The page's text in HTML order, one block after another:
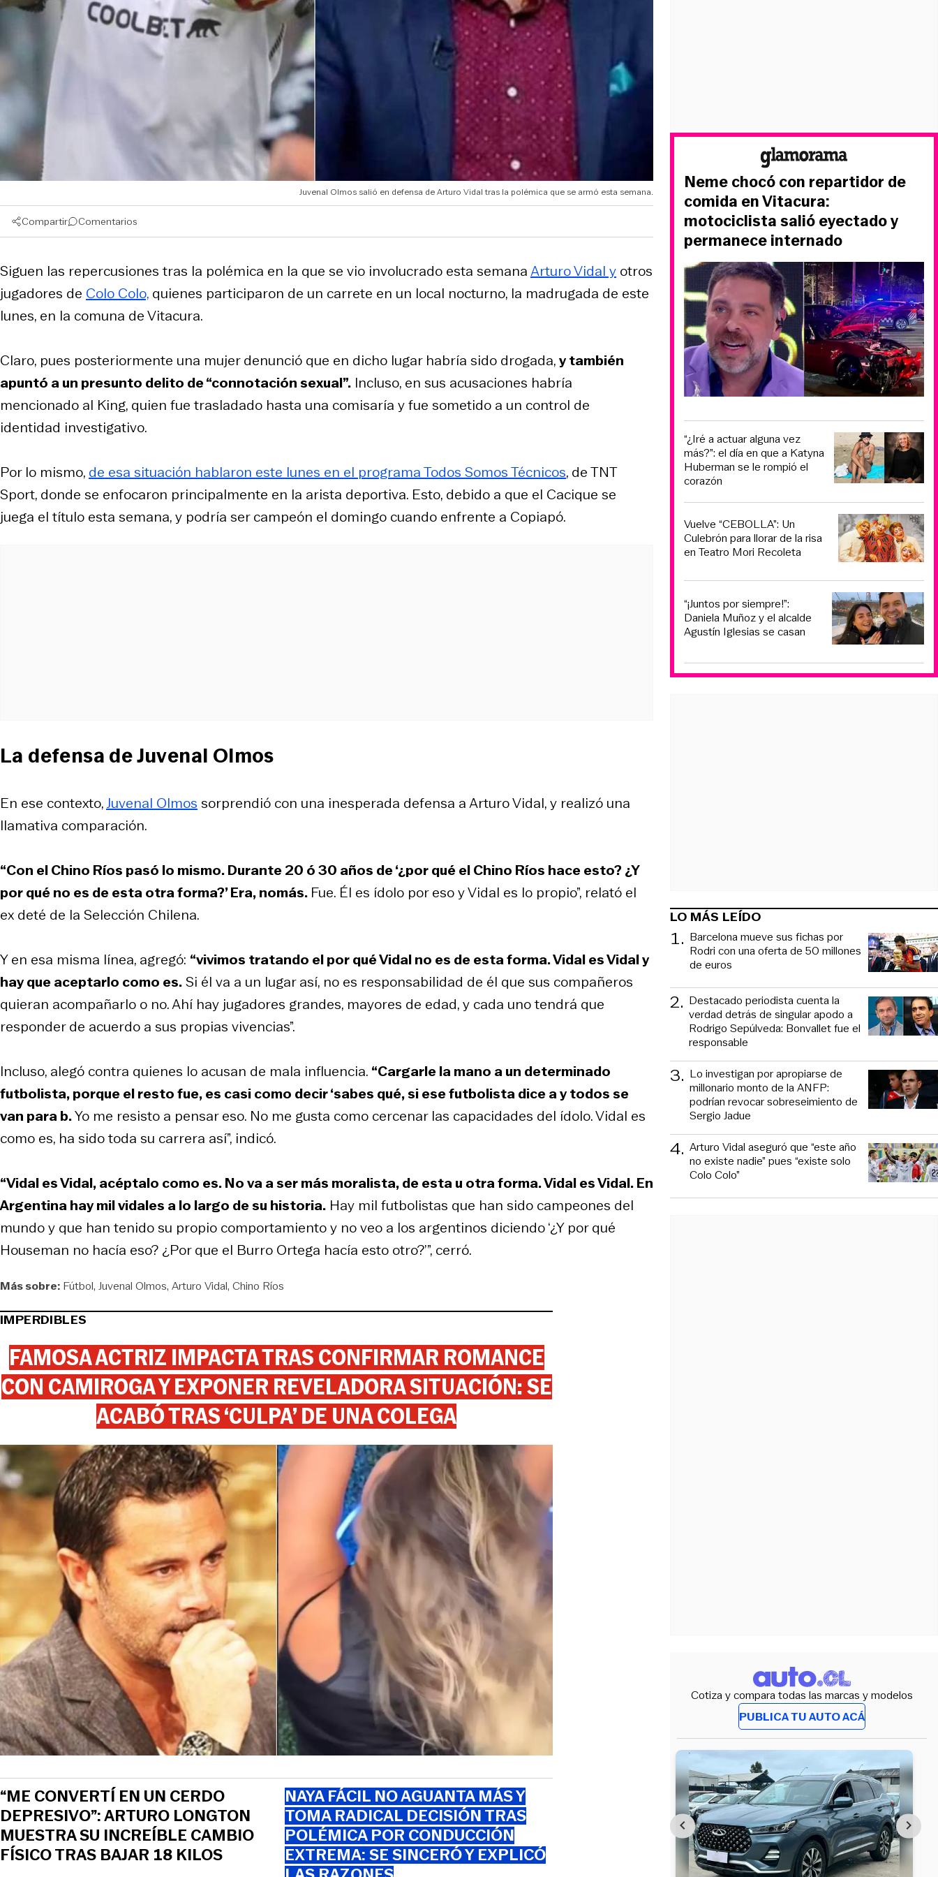
Juvenal Olmos salió en defensa de Arturo Vidal tras la polémica que se armó esta semana.
Compartir Comentarios
Siguen las repercusiones tras la polémica en la que se vio involucrado esta semanaArturo Vidal y otros
jugadores de Colo Colo, quienes participaron de un carrete en un local nocturno, la madrugada de este
lunes, en la comuna de Vitacura.
Claro, pues posteriormente una mujer denunció que en dicho lugar habría sido drogada,y también
apuntó a un presunto delito de “connotación sexual”. Incluso, en sus acusaciones habría
mencionado al King, quien fue trasladado hasta una comisaría y fue sometido a un control de
identidad investigativo.
Por lo mismo, de esa situación hablaron este lunes en el programa Todos Somos Técnicos, de TNT
Sport, donde se enfocaron principalmente en la arista deportiva. Esto, debido a que el Cacique se
juega el título esta semana, y podría ser campeón el domingo cuando enfrente a Copiapó.
La defensa de Juvenal Olmos
En ese contexto,Juvenal Olmos sorprendió con una inesperada defensa a Arturo Vidal, y realizó una
llamativa comparación.
“Con el Chino Ríos pasó lo mismo. Durante 20 ó 30 años de ‘¿por qué el Chino Ríos hace esto? ¿Y
por qué no es de esta otra forma?’ Era, nomás. Fue. Él es ídolo por eso y Vidal es lo propio”, relató el
ex deté de la Selección Chilena.
Y en esa misma línea, agregó: “vivimos tratando el por qué Vidal no es de esta forma. Vidal es Vidal y
hay que aceptarlo como es.Si él va a un lugar así, no es responsabilidad de él que sus compañeros
quieran acompañarlo o no. Ahí hay jugadores grandes, mayores de edad, y cada uno tendrá que
responder de acuerdo a sus propias vivencias”.
Incluso, alegó contra quienes lo acusan de mala influencia. “Cargarle la mano a un determinado
futbolista, porque el resto fue, es casi como decir ‘sabes qué, si ese futbolista dice a y todos se
van para b.Yo me resisto a pensar eso. No me gusta como cercenar las capacidades del ídolo. Vidal es
como es, ha sido toda su carrera así”, indicó.
“Vidal es Vidal, acéptalo como es. No va a ser más moralista, de esta u otra forma. Vidal es Vidal. En
Argentina hay mil vidales a lo largo de su historia. Hay mil futbolistas que han sido campeones del
mundo y que han tenido su propio comportamiento y no veo a los argentinos diciendo ‘¿Y por qué
Houseman no hacía eso? ¿Por que el Burro Ortega hacía esto otro?’”, cerró.
Más sobre: Fútbol Juvenal Olmos Arturo Vidal Chino Ríos
IMPERDIBLES
FAMOSA ACTRIZ IMPACTA TRAS CONFIRMAR ROMANCE
CON CAMIROGA Y EXPONER REVELADORA SITUACIÓN: SE
ACABÓ TRAS ‘CULPA’ DE UNA COLEGA
“ME CONVERTÍ EN UN CERDO
DEPRESIVO”: ARTURO LONGTON
MUESTRA SU INCREÍBLE CAMBIO
FÍSICO TRAS BAJAR 18 KILOS
NAYA FÁCIL NO AGUANTA MÁS Y
TOMA RADICAL DECISIÓN TRAS
POLÉMICA POR CONDUCCIÓN
EXTREMA: SE SINCERÓ Y EXPLICÓ
Neme chocó con repartidor de
comida en Vitacura:
motociclista salió eyectado y
permanece internado
“¿Iré a actuar alguna vez
más?”: el día en que a Katyna
Huberman se le rompió el
corazón
Vuelve “CEBOLLA”: Un
Culebrón para llorar de la risa
en Teatro Mori Recoleta
“¡Juntos por siempre!”:
Daniela Muñoz y el alcalde
Agustín Iglesias se casan
LO MÁS LEÍDO
1. Barcelona mueve sus fichas por
Rodri con una oferta de 50 millones
de euros
2. Destacado periodista cuenta la
verdad detrás de singular apodo a
Rodrigo Sepúlveda: Bonvallet fue el
responsable
3. Lo investigan por apropiarse de
millonario monto de la ANFP:
podrían revocar sobreseimiento de
Sergio Jadue
4. Arturo Vidal aseguró que “este año
no existe nadie” pues “existe solo
Colo Colo”
Cotiza y compara todas las marcas y modelos
PUBLICA TU AUTO ACÁ